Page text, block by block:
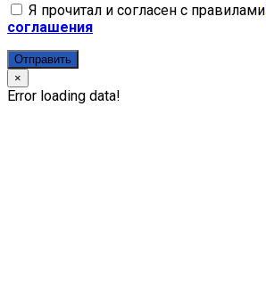
Я прочитал и согласен с правилами
соглашения
Отправить
×
Error loading data!